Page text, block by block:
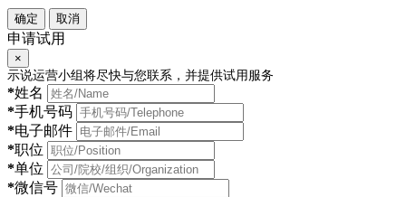
确定 取消
申请试用
×
示说运营小组将尽快与您联系，并提供试用服务
*姓名
*手机号码
*电子邮件
*职位
*单位
*微信号